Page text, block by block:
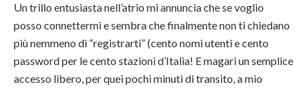
Un trillo entusiasta nell’atrio mi annuncia che se voglio
posso connettermi e sembra che finalmente non ti chiedano
più nemmeno di “registrarti” (cento nomi utenti e cento
password per le cento stazioni d’Italia! E magari un semplice
accesso libero, per quei pochi minuti di transito, a mio